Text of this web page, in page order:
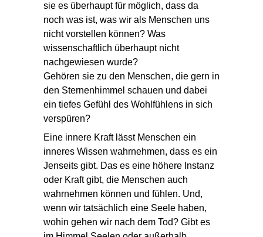
sie es überhaupt für möglich, dass da
noch was ist, was wir als Menschen uns
nicht vorstellen können? Was
wissenschaftlich überhaupt nicht
nachgewiesen wurde?
Gehören sie zu den Menschen, die gern in
den Sternenhimmel schauen und dabei
ein tiefes Gefühl des Wohlfühlens in sich
verspüren?
Eine innere Kraft lässt Menschen ein
inneres Wissen wahrnehmen, dass es ein
Jenseits gibt. Das es eine höhere Instanz
oder Kraft gibt, die Menschen auch
wahrnehmen können und fühlen. Und,
wenn wir tatsächlich eine Seele haben,
wohin gehen wir nach dem Tod? Gibt es